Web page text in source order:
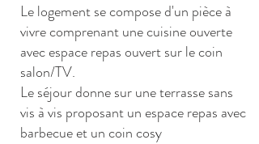
Le logement se compose d'un pièce à
vivre comprenant une cuisine ouverte
avec espace repas ouvert sur le coin
salon/TV.
Le séjour donne sur une terrasse sans
vis à vis proposant un espace repas avec
barbecue et un coin cosy